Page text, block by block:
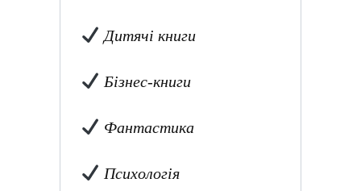
Дитячі книги
Бізнес-книги
Фантастика
Психологія